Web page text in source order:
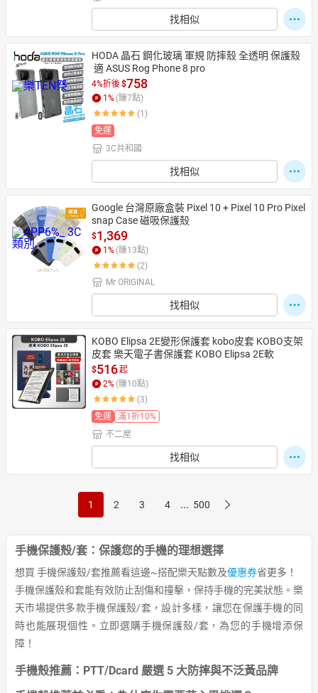
找相似
HODA 晶石 鋼化玻璃 軍規 防摔殼 全透明 保護殼
適 ASUS Rog Phone 8 pro
4%折後$758
1 % (賺7點)
(1)
免運
3C共和國
找相似
Google 台灣原廠盒裝 Pixel 10 + Pixel 10 Pro Pixel
snap Case 磁吸保護殼
$1,369
1 % (賺13點)
(2)
Mr ORIGINAL
找相似
KOBO Elipsa 2E變形保護套 kobo皮套 KOBO支架
皮套 樂天電子書保護套 KOBO Elipsa 2E軟
$516起
2% (賺10點)
(3)
免運
滿1折10%
不二屋
找相似
1 2 3 4 ... 500
手機保護殼/套：保護您的手機的理想選擇
想買 手機保護殼/套推薦看這邊~搭配樂天點數及優惠券省更多！
手機保護殼和套能有效防止刮傷和撞擊，保持手機的完美狀態。樂
天市場提供多款手機保護殼/套，設計多樣，讓您在保護手機的同
時也能展現個性。立即選購手機保護殼/套，為您的手機增添保
障！
手機殼推薦：PTT/Dcard 嚴選 5 大防摔與不泛黃品牌